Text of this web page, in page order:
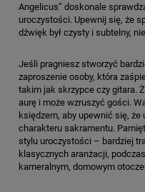
Angelicus” doskonale
uroczystości. Upewnij się, że
dźwięk był czysty i subtelny,
Jeśli pragniesz stworzyć
zaproszenie osoby, która
takim jak skrzypce czy gitara.
aurę i może wzruszyć gości.
księdzem, aby upewnić się,
charakteru sakramentu.
stylu uroczystości – bardziej
klasycznych aranżacji,
kameralnym, domowym